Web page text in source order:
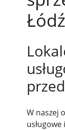
Łódź
W naszej